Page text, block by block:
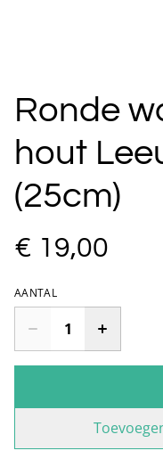
Ronde
hout
(25cm)
€ 19,00
AANTAL